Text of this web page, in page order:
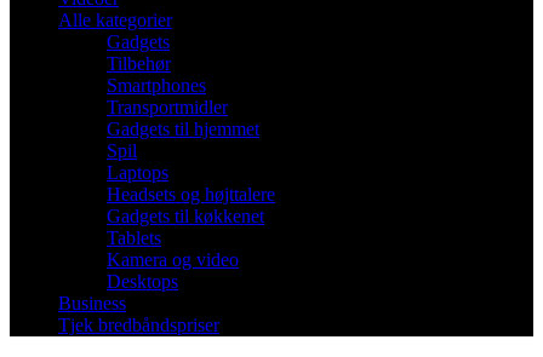
Alle kategorier
Gadgets
Tilbehør
Smartphones
Transportmidler
Gadgets til hjemmet
Spil
Laptops
Headsets og højttalere
Gadgets til køkkenet
Tablets
Kamera og video
Desktops
Business
Tjek bredbåndspriser